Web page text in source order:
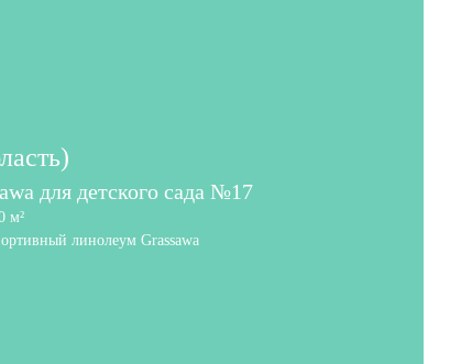
для детского сада №17
м²
линолеум Grassawa